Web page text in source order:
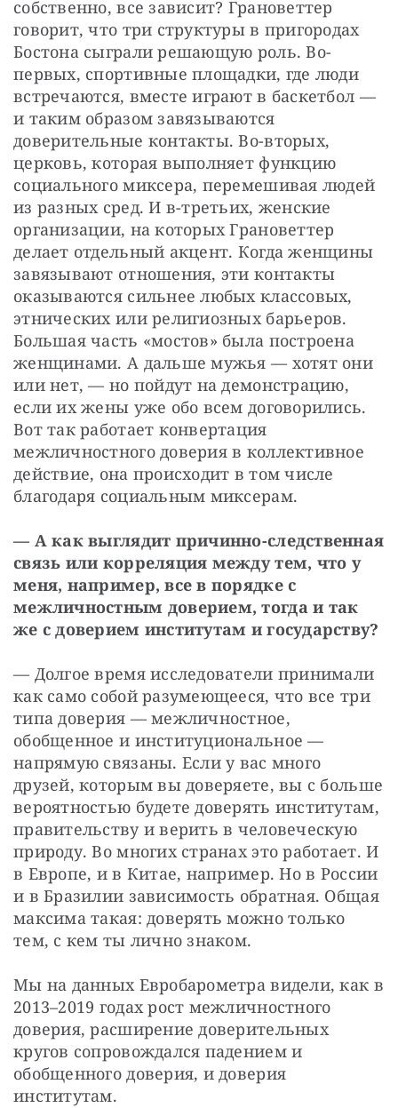
собственно, все зависит? Грановеттер
говорит, что три структуры в пригородах
Бостона сыграли решающую роль. Во-
первых, спортивные площадки, где люди
встречаются, вместе играют в баскетбол —
и таким образом завязываются
доверительные контакты. Во-вторых,
церковь, которая выполняет функцию
социального миксера, перемешивая людей
из разных сред. И в-третьих, женские
организации, на которых Грановеттер
делает отдельный акцент. Когда женщины
завязывают отношения, эти контакты
оказываются сильнее любых классовых,
этнических или религиозных барьеров.
Большая часть «мостов» была построена
женщинами. А дальше мужья — хотят они
или нет, — но пойдут на демонстрацию,
если их жены уже обо всем договорились.
Вот так работает конвертация
межличностного доверия в коллективное
действие, она происходит в том числе
благодаря социальным миксерам.
— А как выглядит причинно-следственная
связь или корреляция между тем, что у
меня, например, все в порядке с
межличностным доверием, тогда и так
же с доверием институтам и государству?
— Долгое время исследователи принимали
как само собой разумеющееся, что все три
типа доверия — межличностное,
обобщенное и институциональное —
напрямую связаны. Если у вас много
друзей, которым вы доверяете, вы с больше
вероятностью будете доверять институтам,
правительству и верить в человеческую
природу. Во многих странах это работает. И
в Европе, и в Китае, например. Но в России
и в Бразилии зависимость обратная. Общая
максима такая: доверять можно только
тем, с кем ты лично знаком.
Мы на данных Евробарометра видели, как в
2013–2019 годах рост межличностного
доверия, расширение доверительных
кругов сопровождался падением и
обобщенного доверия, и доверия
институтам.